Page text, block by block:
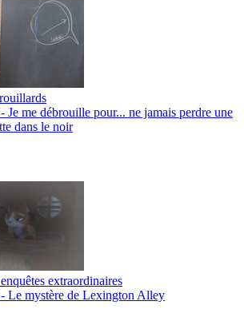
Je me débrouille pour... ne jamais perdre une
dans le noir
extraordinaires
Le mystère de Lexington Alley